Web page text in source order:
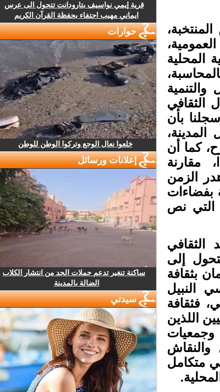
المحلية
بأن
كما أن
مقارنة
الزمن
بفضاءات
التي نص
إلى
بثقافة
النبيل
فثقافة
اللذين
متكامل
قرية إيمي نواسيف بتارودانت تتحول الى عرس
ايماني مهيب احتفاء بحفظة القرآن الكريم
حوارات
خلعوا نعال الوجع وتركوا الوطن للوطن
إعلانات ورسائل
ساكنة تنغير تدعم حملات الحد من انتشار الكلاب
الضالة بالمدينة
سيدتي